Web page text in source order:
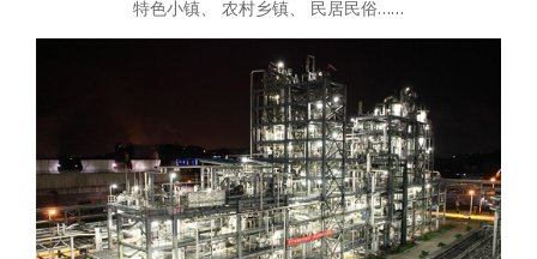
特色小镇、 农村乡镇、 民居民俗……